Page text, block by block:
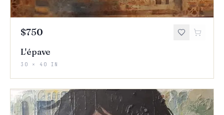
$750
L'épave
30 × 40 IN